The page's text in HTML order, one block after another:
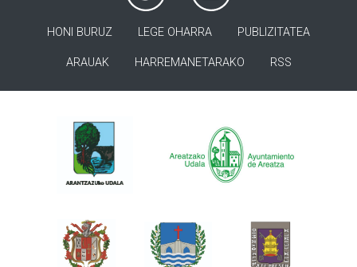
HONI BURUZ LEGE OHARRA PUBLIZITATEA
ARAUAK HARREMANETARAKO RSS